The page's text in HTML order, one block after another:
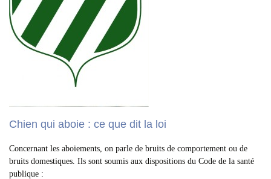
Chien qui aboie : ce que dit la loi
Concernant les aboiements, on parle de bruits de comportement ou de
bruits domestiques. Ils sont soumis aux dispositions du Code de la santé
publique :